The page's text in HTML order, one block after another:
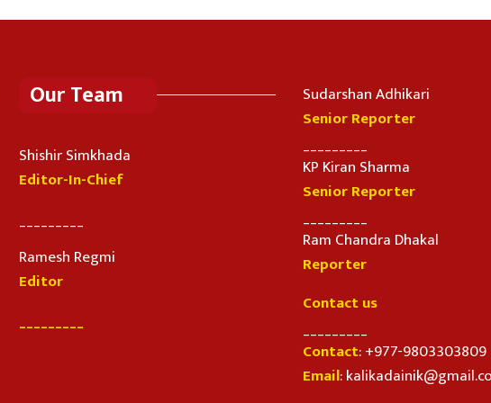
Our Team
Shishir Simkhada
Editor-In-Chief
Ramesh Regmi
Editor
_________
Sudarshan Adhikari
Senior Reporter
KP Kiran Sharma
Senior Reporter
Ram Chandra Dhakal
Reporter
Contact us
Contact: +977-9803303809
Email: